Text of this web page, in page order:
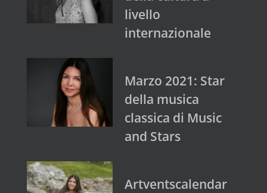
livello
internazionale
Marzo 2021: Star
della musica
classica di Music
and Stars
Artventscalendar